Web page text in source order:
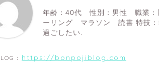
年齢：40代 性別：男性 職業：
ーリング マラソン 読書 特技：
過ごしたい.
： https://bonpojiblog.com